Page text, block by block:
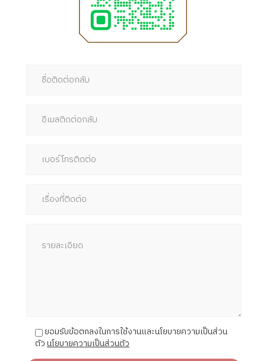
ยอมรับข้อตกลงในการใช้งานและนโยบายความเป็นส่วน
ตัวนโยบายความเป็นส่วนตัว